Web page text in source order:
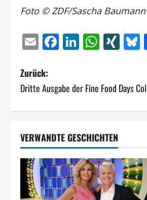
Foto © ZDF/Sascha Baumann
EmailFacebook
B
e
i
t
r
a
Zurück:
Dritte Ausgabe der Fine Food Days
VERWANDTE GESCHICHTEN